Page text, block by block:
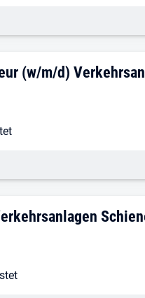
(w/m/d)
(m/w/d)